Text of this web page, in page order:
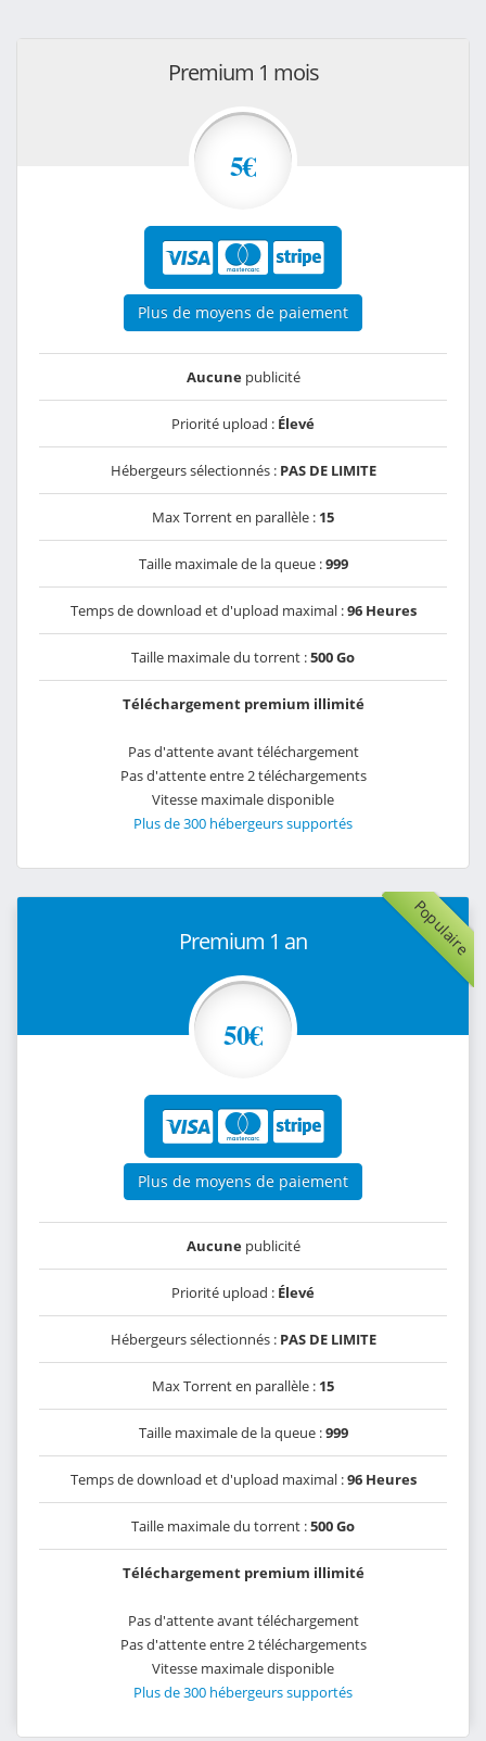
Premium 1 mois
5€
Plus de moyens de paiement
Aucunepublicité
Priorité upload : Élevé
Hébergeurs sélectionnés : PAS DE LIMITE
Max Torrent en parallèle : 15
Taille maximale de la queue :999
Temps de download et d'upload maximal :96 Heures
Taille maximale du torrent :500 Go
Téléchargement premium illimité
Pas d'attente avant téléchargement
Pas d'attente entre 2 téléchargements
Vitesse maximale disponible
Plus de 300 hébergeurs supportés
Populaire
Premium 1 an
50€
Plus de moyens de paiement
Aucunepublicité
Priorité upload : Élevé
Hébergeurs sélectionnés : PAS DE LIMITE
Max Torrent en parallèle : 15
Taille maximale de la queue :999
Temps de download et d'upload maximal :96 Heures
Taille maximale du torrent :500 Go
Téléchargement premium illimité
Pas d'attente avant téléchargement
Pas d'attente entre 2 téléchargements
Vitesse maximale disponible
Plus de 300 hébergeurs supportés